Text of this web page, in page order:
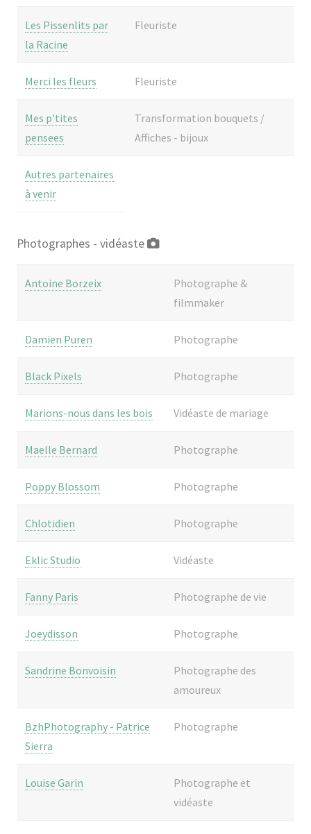
Les Pissenlits par
la Racine
Fleuriste
Merci les fleurs Fleuriste
Mes p'tites
pensees
Transformation bouquets /
Affiches - bijoux
Autres partenaires
à venir
Photographes - vidéaste
Antoine Borzeix
Photographe &
filmmaker
Damien Puren Photographe
Black Pixels Photographe
Marions-nous dans les bois Vidéaste de mariage
Maelle Bernard Photographe
Poppy Blossom Photographe
Chlotidien Photographe
Eklic Studio Vidéaste
Fanny Paris Photographe de vie
Joeydisson Photographe
Sandrine Bonvoisin
Photographe des
amoureux
BzhPhotography - Patrice
Sierra
Photographe
Louise Garin
Photographe et
vidéaste